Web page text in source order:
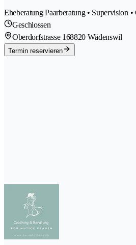
Eheberatung Paarberatung • Supervision
Geschlossen
Oberdorfstrasse 168820 Wädenswil
Termin reservieren